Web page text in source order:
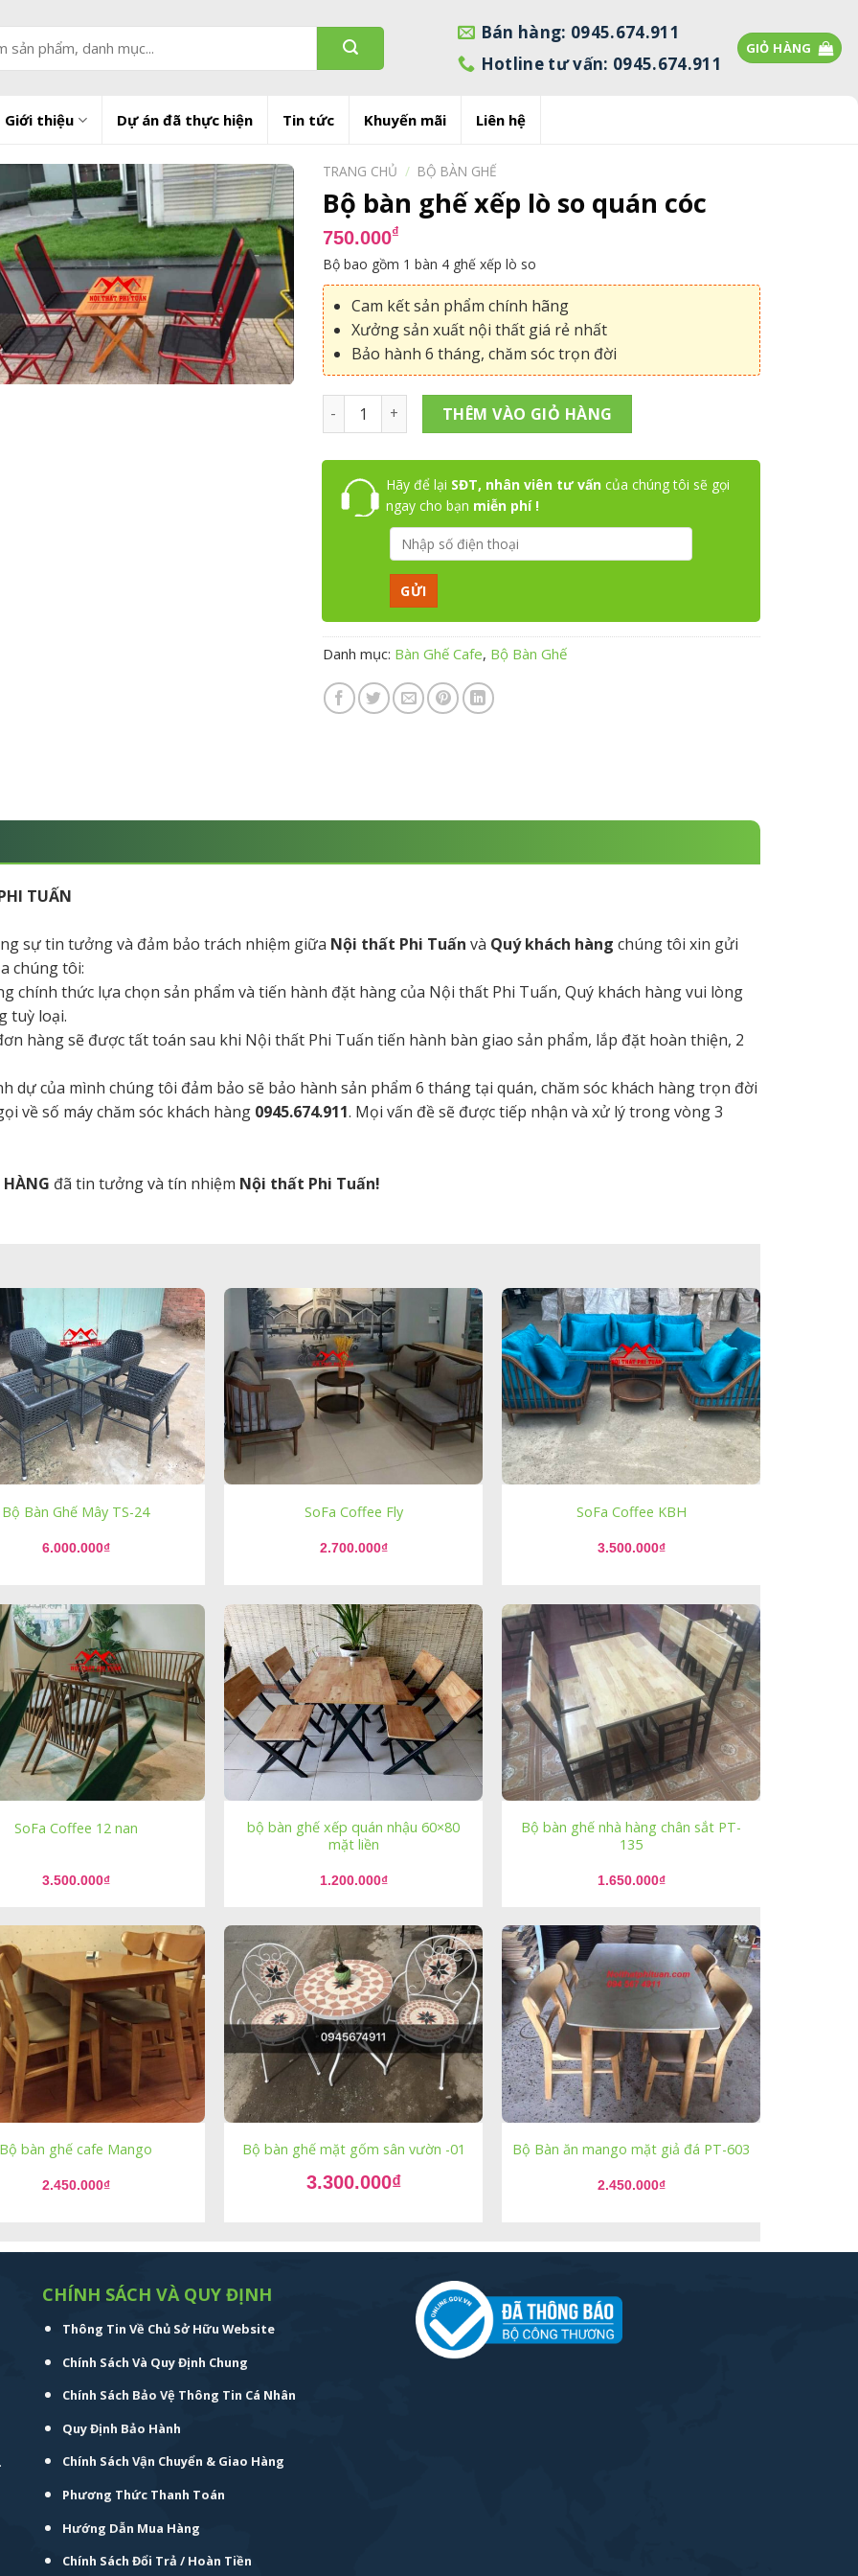
Bán hàng: 0945.674.911
Hotline tư vấn: 0945.674.911
GIỎ HÀNG
Giới thiệu Dự án đã thực hiện Tin tức Khuyến mãi Liên hệ
TRANG CHỦ / BỘ BÀN GHẾ
Bộ bàn ghế xếp lò so quán cóc
750.000₫
Bộ bao gồm 1 bàn 4 ghế xếp lò so
Cam kết sản phẩm chính hãng
Xưởng sản xuất nội thất giá rẻ nhất
Bảo hành 6 tháng, chăm sóc trọn đời
Bộ bàn ghế xếp lò so quán cóc số lượng
THÊM VÀO GIỎ HÀNG
Hãy để lại SĐT, nhân viên tư vấn của chúng tôi sẽ gọi
ngay cho bạn miễn phí !
Danh mục: Bàn Ghế Cafe, Bộ Bàn Ghế
TUẤN
sự tin tưởng và đảm bảo trách nhiệm giữa Nội thất Phi Tuấn và Quý khách hàng chúng tôi xin gửi
chúng tôi:
chính thức lựa chọn sản phẩm và tiến hành đặt hàng của Nội thất Phi Tuấn, Quý khách hàng vui lòng
tuỳ loại.
hàng sẽ được tất toán sau khi Nội thất Phi Tuấn tiến hành bàn giao sản phẩm, lắp đặt hoàn thiện, 2
dự của mình chúng tôi đảm bảo sẽ bảo hành sản phẩm 6 tháng tại quán, chăm sóc khách hàng trọn đời
về số máy chăm sóc khách hàng 0945.674.911. Mọi vấn đề sẽ được tiếp nhận và xử lý trong vòng 3
HÀNG đã tin tưởng và tín nhiệm Nội thất Phi Tuấn!
Bộ Bàn Ghế Mây TS-24
6.000.000₫
SoFa Coffee Fly
2.700.000₫
SoFa Coffee KBH
3.500.000₫
SoFa Coffee 12 nan
3.500.000₫
bộ bàn ghế xếp quán nhậu 60×80
mặt liền
1.200.000₫
Bộ bàn ghế nhà hàng chân sắt PT-
135
1.650.000₫
Bộ bàn ghế cafe Mango
2.450.000₫
Bộ bàn ghế mặt gốm sân vườn -01
Giá
gốc
3.300.000₫
3.300.000₫.
Bộ Bàn ăn mango mặt giả đá PT-603
2.450.000₫
CHÍNH SÁCH VÀ QUY ĐỊNH
Thông Tin Về Chủ Sở Hữu Website
Chính Sách Và Quy Định Chung
Chính Sách Bảo Vệ Thông Tin Cá Nhân
Quy Định Bảo Hành
Chính Sách Vận Chuyển & Giao Hàng
Phương Thức Thanh Toán
Hướng Dẫn Mua Hàng
Chính Sách Đổi Trả / Hoàn Tiền